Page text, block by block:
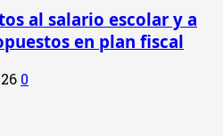
al salario escolar y a
en plan fiscal
0